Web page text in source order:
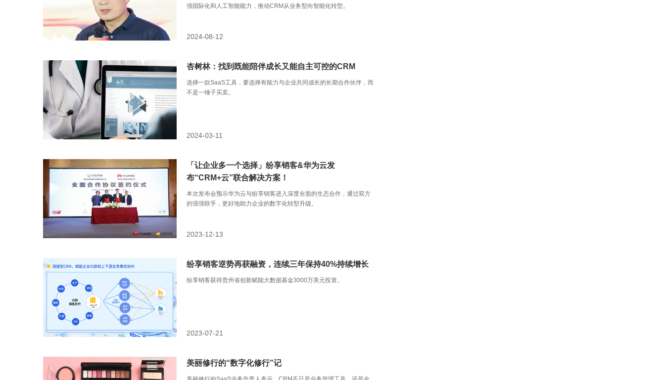
强国际化和人工智能能力，推动CRM从业务型向智能化转型。
2024-08-12
杏树林：找到既能陪伴成长又能自主可控的CRM
选择一款SaaS工具，要选择有能力与企业共同成长的长期合作伙伴，而
不是一锤子买卖。
2024-03-11
「让企业多一个选择」纷享销客&华为云发
布“CRM+云”联合解决方案！
本次发布会预示华为云与纷享销客进入深度全面的生态合作，通过双方
的强强联手，更好地助力企业的数字化转型升级。
2023-12-13
纷享销客逆势再获融资，连续三年保持40%持续增长
纷享销客获得贵州省创新赋能大数据基金3000万美元投资。
2023-07-21
美丽修行的“数字化修行”记